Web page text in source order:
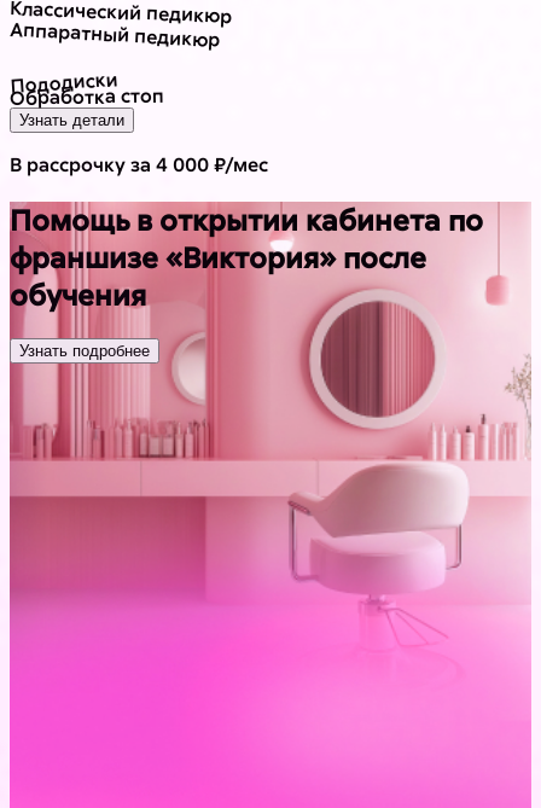
Классический педикюр
Аппаратный педикюр
Пододиски
Обработка стоп
Узнать детали
В рассрочку за 4 000 ₽/мес
Помощь в открытии кабинета по
франшизе «Виктория» после
обучения
Узнать подробнее